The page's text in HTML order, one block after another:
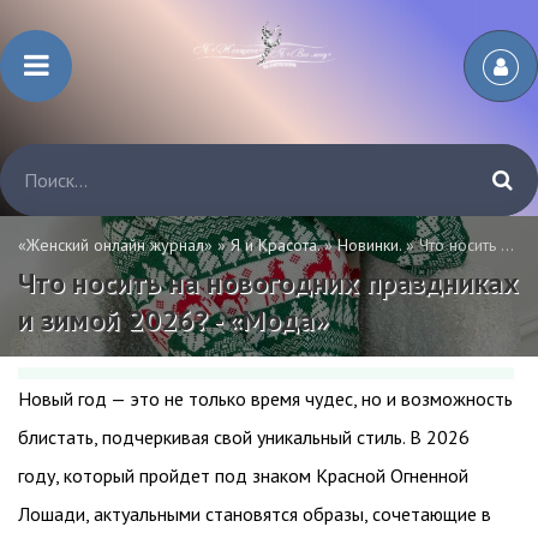
«Женский онлайн журнал» »Я и Красота.»Новинки. » Что носить на новогодних праздниках и зимой 2026? - «Мода»
Что носить на новогодних праздниках
и зимой 2026? - «Мода»
Новый год — это не только время чудес, но и возможность
блистать, подчеркивая свой уникальный стиль. В 2026
году, который пройдет под знаком Красной Огненной
Лошади, актуальными становятся образы, сочетающие в